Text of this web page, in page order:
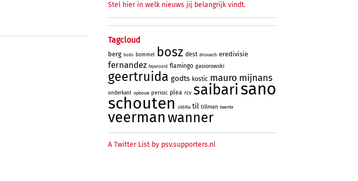
Stel hier in welk nieuws jij belangrijk vindt.
Tagcloud
berg bodo bommel bosz dest driouech eredivisie
fernandez feyenoord flamingo gasiorowski
geertruida godts kostic mauro mijnans
onderkant opbouw perisic plea rcv saibari sano
schouten sildillia til tillman twente
veermanwanner
A Twitter List by psv.supporters.nl